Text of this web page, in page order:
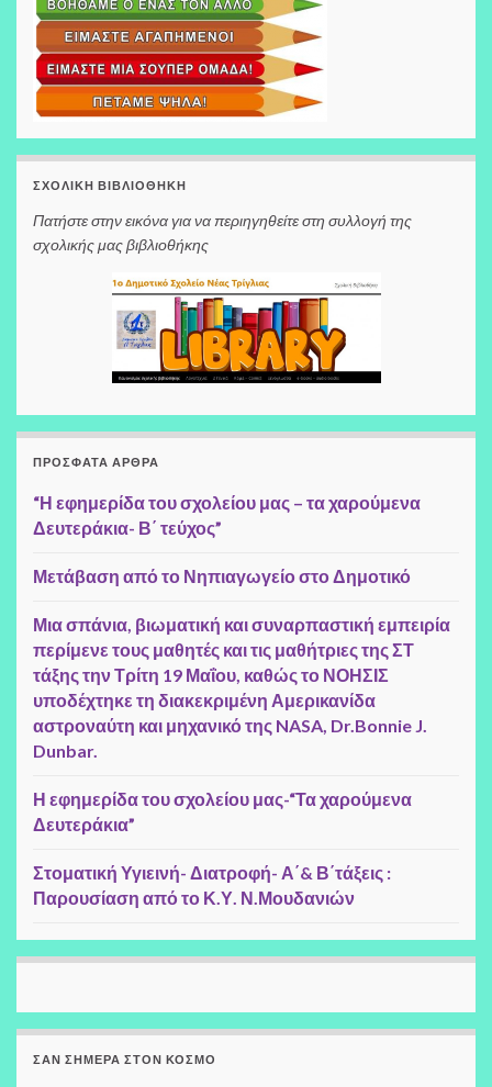
ΣΧΟΛΙΚΉ ΒΙΒΛΙΟΘΉΚΗ
Πατήστε στην εικόνα για να περιηγηθείτε στη συλλογή της
σχολικής μας βιβλιοθήκης
ΠΡΌΣΦΑΤΑ ΆΡΘΡΑ
“Η εφημερίδα του σχολείου μας – τα χαρούμενα
Δευτεράκια- Β΄ τεύχος”
Μετάβαση από το Νηπιαγωγείο στο Δημοτικό
Μια σπάνια, βιωματική και συναρπαστική εμπειρία
περίμενε τους μαθητές και τις μαθήτριες της ΣΤ
τάξης την Τρίτη 19 Μαΐου, καθώς το ΝΟΗΣΙΣ
υποδέχτηκε τη διακεκριμένη Αμερικανίδα
αστροναύτη και μηχανικό της NASA, Dr.Bonnie J.
Dunbar.
Η εφημερίδα του σχολείου μας-“Τα χαρούμενα
Δευτεράκια”
Στοματική Υγιεινή- Διατροφή- Α΄& Β΄τάξεις :
Παρουσίαση από το Κ.Υ. Ν.Μουδανιών
ΣΑΝ ΣΉΜΕΡΑ ΣΤΟΝ ΚΌΣΜΟ